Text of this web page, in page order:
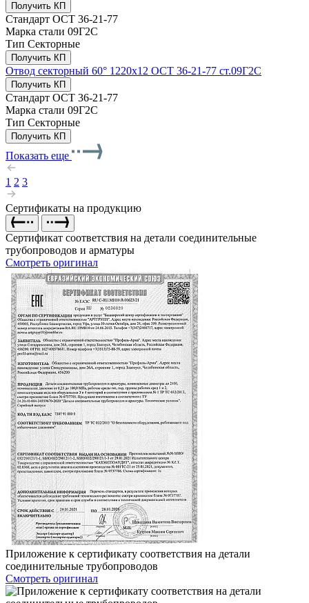
Получить КП
Стандарт ОСТ 36-21-77
Марка стали 09Г2С
Тип Секторные
Получить КП
Отвод секторный 60° 1220x12 ОСТ 36-21-77 ст.09Г2С
Получить КП
Стандарт ОСТ 36-21-77
Марка стали 09Г2С
Тип Секторные
Получить КП
Показать еще
1 2 3
Сертификаты на продукцию
Сертификат соответствия на детали соединительные
трубопроводов и арматуры
Смотреть оригинал
Приложение к сертификату соответствия на детали
соединительные трубопроводов
Смотреть оригинал